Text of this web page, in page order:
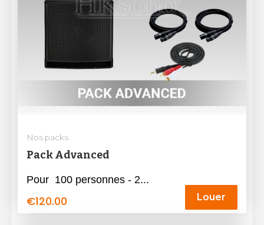
Nos packs
Pack Advanced
Pour 100 personnes - 2...
€120.00 Louer